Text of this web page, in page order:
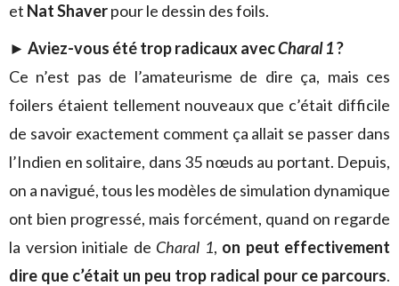
et Nat Shaverpour le dessin des foils.
► Aviez-vous été trop radicaux avecCharal 1?
Ce n’est pas de l’amateurisme de dire ça, mais ces
foilers étaient tellement nouveaux que c’était difficile
de savoir exactement comment ça allait se passer dans
l’Indien en solitaire, dans 35 nœuds au portant. Depuis,
on a navigué, tous les modèles de simulation dynamique
ont bien progressé, mais forcément, quand on regarde
la version initiale de Charal 1, on peut effectivement
dire que c’était un peu trop radical pour ce parcours.